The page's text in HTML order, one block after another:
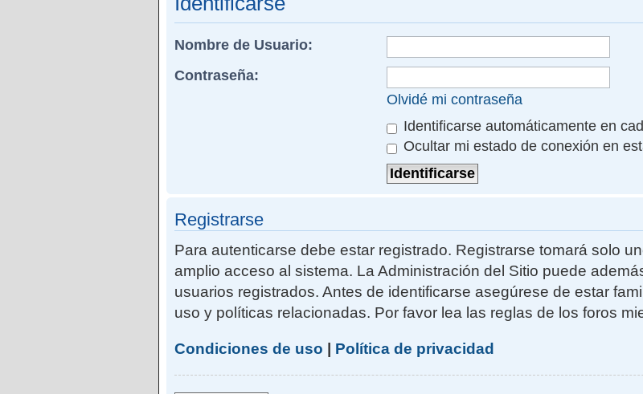
Nombre de Usuario:
Contraseña:
Olvidé mi contraseña
Identificarse automáticamente en
Ocultar mi estado de conexión en
Registrarse
Para autenticarse debe estar registrado. Registrarse tomará solo
amplio acceso al sistema. La Administración del Sitio puede
usuarios registrados. Antes de identificarse asegúrese de estar
uso y políticas relacionadas. Por favor lea las reglas de los foros
Condiciones de uso Política de privacidad